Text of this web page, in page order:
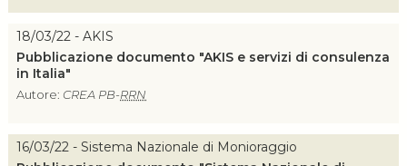
18/03/22 - AKIS
Pubblicazione documento "AKIS e servizi di consulenza
in Italia"
Autore: CREA PB-RRN
16/03/22 - Sistema Nazionale di Monioraggio